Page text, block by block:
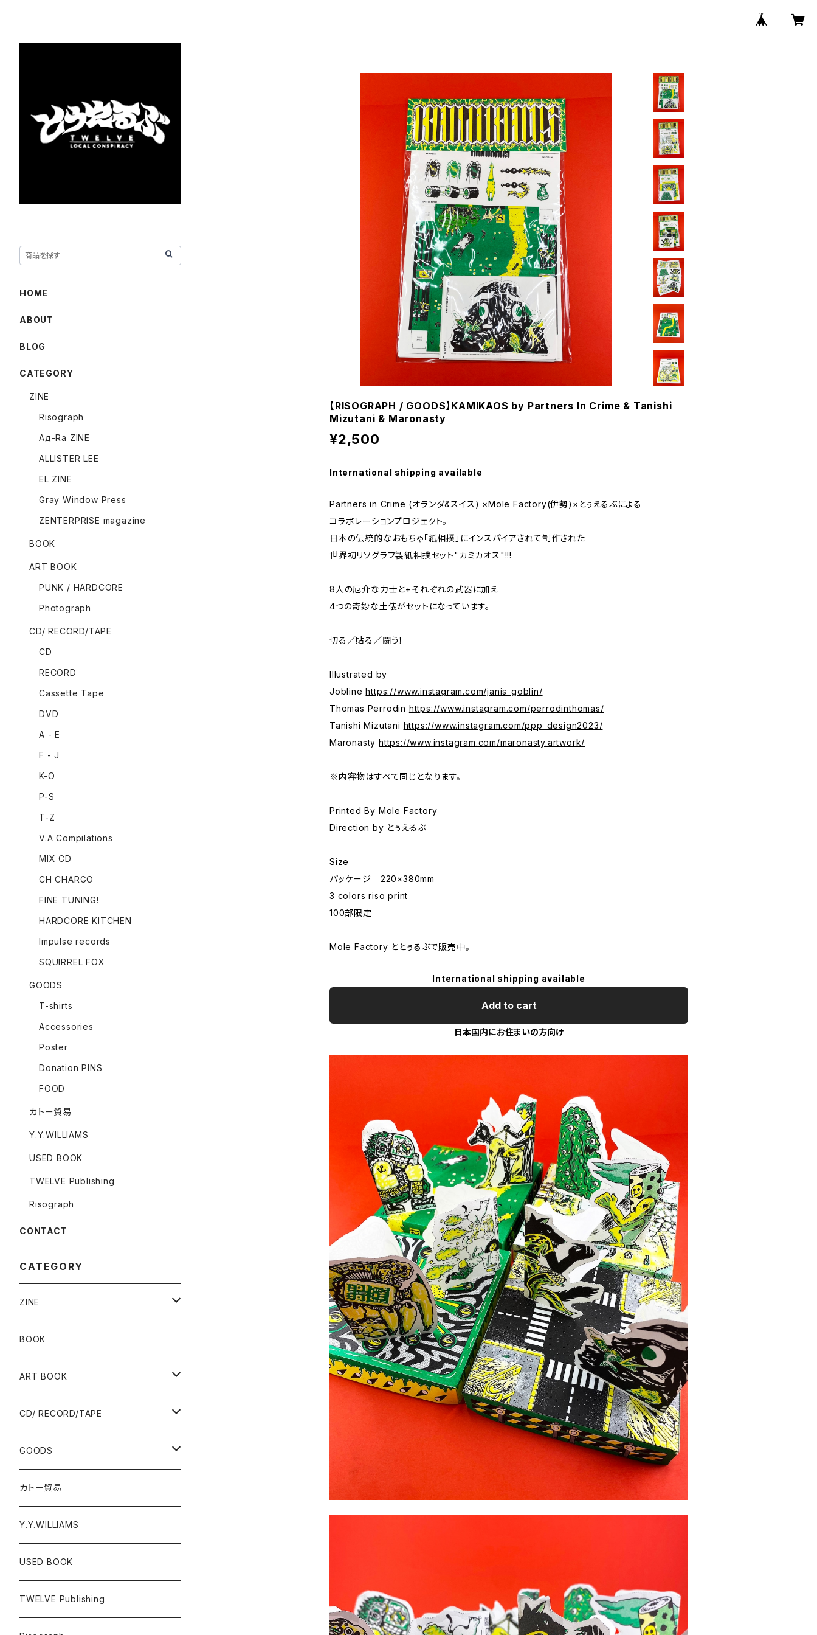
【RISOGRAPH / GOODS】KAMIKAOS by Partners In Crime & Tanishi
Mizutani & Maronasty
¥2,500
International shipping available
Partners in Crime (オランダ&スイス) ×Mole Factory(伊勢)×とぅえるぶによる
コラボレーションプロジェクト。
日本の伝統的なおもちゃ「紙相撲」にインスパイアされて制作された
世界初リソグラフ製紙相撲セット"カミカオス"!!!
8人の厄介な力士と+それぞれの武器に加え
4つの奇妙な土俵がセットになっています。
切る／貼る／闘う！
Illustrated by
Joblinehttps://www.instagram.com/janis_goblin/
Thomas Perrodin https://www.instagram.com/perrodinthomas/
Tanishi Mizutani https://www.instagram.com/ppp_design2023/
Maronastyhttps://www.instagram.com/maronasty.artwork/
※内容物はすべて同じとなります。
Printed By Mole Factory
Direction by とぅえるぶ
Size
パッケージ 220×380mm
3 colors riso print
100部限定
Mole Factory ととぅるぶで販売中。
International shipping available
Add to cart
日本国内にお住まいの方向け
HOME
ABOUT
BLOG
CATEGORY
ZINE
Risograph
Ад-Ra ZINE
ALLISTER LEE
EL ZINE
Gray Window Press
ZENTERPRISE magazine
BOOK
ART BOOK
PUNK / HARDCORE
Photograph
CD/ RECORD/TAPE
CD
RECORD
Cassette Tape
DVD
A - E
F - J
K-O
P-S
T-Z
V.A Compilations
MIX CD
CH CHARGO
FINE TUNING!
HARDCORE KITCHEN
Impulse records
SQUIRREL FOX
GOODS
T-shirts
Accessories
Poster
Donation PINS
FOOD
カトー貿易
Y.Y.WILLIAMS
USED BOOK
TWELVE Publishing
Risograph
CONTACT
CATEGORY
ZINE
Risograph
Ад-Ra ZINE
ALLISTER LEE
EL ZINE
Gray Window Press
ZENTERPRISE magazine
BOOK
ART BOOK
PUNK / HARDCORE
Photograph
CD/ RECORD/TAPE
CD
RECORD
Cassette Tape
DVD
A - E
GOODS
T-shirts
Accessories
Poster
Donation PINS
カトー貿易
Y.Y.WILLIAMS
USED BOOK
TWELVE Publishing